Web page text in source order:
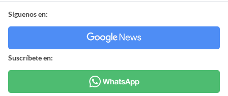
Síguenos en:
Suscríbete en: